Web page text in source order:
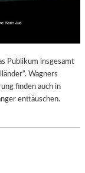
Publikum insgesamt
Wagners
finden auch in
enttäuschen.